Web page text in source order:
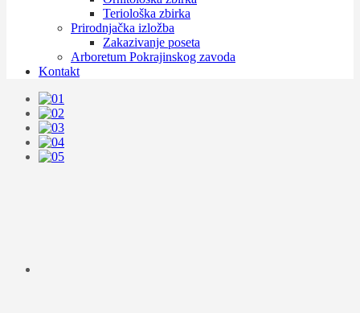
Teriološka zbirka
Prirodnjačka izložba
Zakazivanje poseta
Arboretum Pokrajinskog zavoda
Kontakt